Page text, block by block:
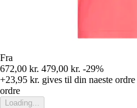
Fra
672,00 kr. 479,00 kr. -29%
+23,95 kr. gives til din naeste ordre
ordre
Loading...